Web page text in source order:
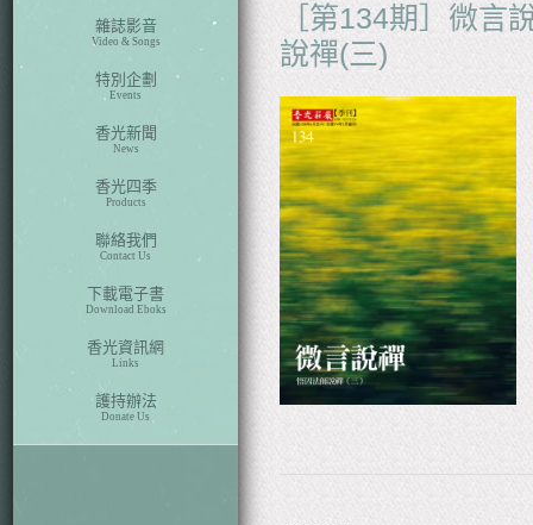
雜誌影音
Video & Songs
特別企劃
Events
香光新聞
News
香光四季
Products
聯絡我們
Contact Us
下載電子書
Download Eboks
香光資訊網
Links
護持辦法
Donate Us
［第134期］微言
說禪(三)